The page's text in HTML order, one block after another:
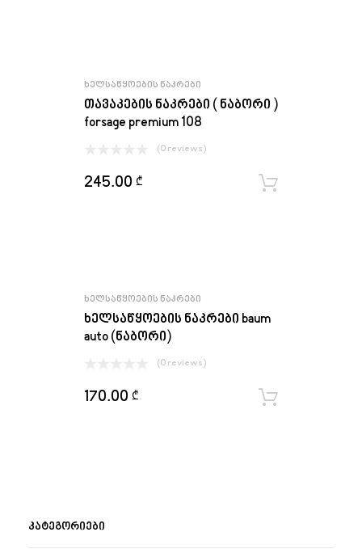
ᲮᲔᲚᲡᲐᲬᲧᲝᲔᲑᲘᲡ ᲜᲐᲙᲠᲔᲑᲘ
თავაკების ნაკრები ( ნაბორი )
forsage premium 108
(0 reviews)
245.00 ₾
ᲮᲔᲚᲡᲐᲬᲧᲝᲔᲑᲘᲡ ᲜᲐᲙᲠᲔᲑᲘ
ხელსაწყოების ნაკრები baum
auto (ნაბორი)
(0 reviews)
170.00 ₾
ᲙᲐᲢᲔᲒᲝᲠᲘᲔᲑᲘ